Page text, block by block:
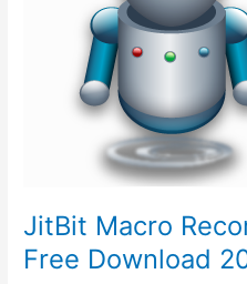
JitBit Macro
Free Download